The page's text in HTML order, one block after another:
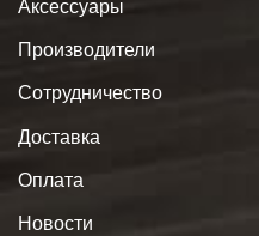
Аксессуары
Производители
Сотрудничество
Доставка
Оплата
Новости